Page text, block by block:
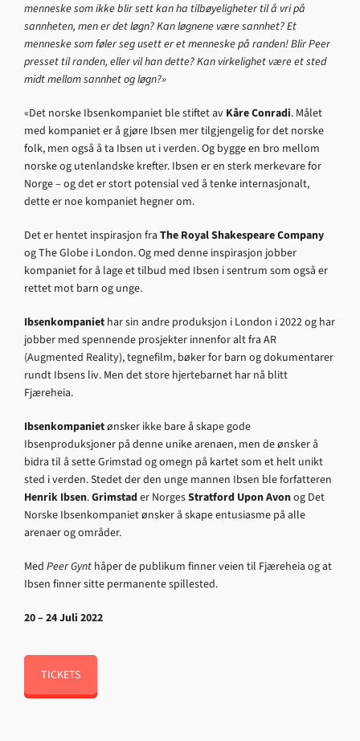
menneske som ikke blir sett kan ha tilbøyeligheter til å vri på
sannheten, men er det løgn? Kan løgnene være sannhet? Et
menneske som føler seg usett er et menneske på randen! Blir Peer
presset til randen, eller vil han dette? Kan virkelighet være et sted
midt mellom sannhet og løgn?»
«Det norske Ibsenkompaniet ble stiftet av Kåre Conradi. Målet
med kompaniet er å gjøre Ibsen mer tilgjengelig for det norske
folk, men også å ta Ibsen ut i verden. Og bygge en bro mellom
norske og utenlandske krefter. Ibsen er en sterk merkevare for
Norge – og det er stort potensial ved å tenke internasjonalt,
dette er noe kompaniet hegner om.
Det er hentet inspirasjon fra The Royal Shakespeare Company
og The Globe i London. Og med denne inspirasjon jobber
kompaniet for å lage et tilbud med Ibsen i sentrum som også er
rettet mot barn og unge.
Ibsenkompaniet har sin andre produksjon i London i 2022 og har
jobber med spennende prosjekter innenfor alt fra AR
(Augmented Reality), tegnefilm, bøker for barn og dokumentarer
rundt Ibsens liv. Men det store hjertebarnet har nå blitt
Fjæreheia.
Ibsenkompanietønsker ikke bare å skape gode
Ibsenproduksjoner på denne unike arenaen, men de ønsker å
bidra til å sette Grimstad og omegn på kartet som et helt unikt
sted i verden. Stedet der den unge mannen Ibsen ble forfatteren
Henrik Ibsen.Grimstader NorgesStratford Upon Avonog Det
Norske Ibsenkompaniet ønsker å skape entusiasme på alle
arenaer og områder.
Med Peer Gynt håper de publikum finner veien til Fjæreheia og at
Ibsen finner sitte permanente spillested.
20 – 24 Juli 2022
TICKETS